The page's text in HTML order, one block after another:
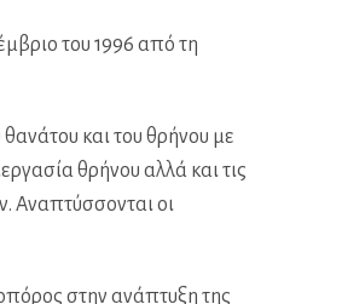
του 1996 από τη
και του θρήνου με
θρήνου αλλά και τις
Αναπτύσσονται οι
στην ανάπτυξη της